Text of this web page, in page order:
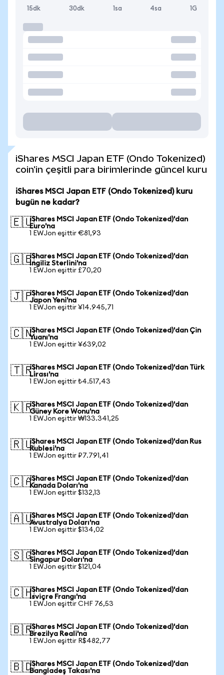
15dk 30dk 1sa 4sa 1G
iShares MSCI Japan ETF (Ondo Tokenized)
coin'in çeşitli para birimlerinde güncel kuru
iShares MSCI Japan ETF (Ondo Tokenized) kuru
bugün ne kadar?
🇪🇺iShares MSCI Japan ETF (Ondo Tokenized)'dan
Euro'na
1 EWJon eşittir €81,93
🇬🇧iShares MSCI Japan ETF (Ondo Tokenized)'dan
İngiliz Sterlini'na
1 EWJon eşittir £70,20
🇯🇵iShares MSCI Japan ETF (Ondo Tokenized)'dan
Japon Yeni'na
1 EWJon eşittir ¥14.945,71
🇨🇳iShares MSCI Japan ETF (Ondo Tokenized)'dan Çin
Yuanı'na
1 EWJon eşittir ¥639,02
🇹🇷iShares MSCI Japan ETF (Ondo Tokenized)'dan Türk
Lirası'na
1 EWJon eşittir ₺4.517,43
🇰🇷iShares MSCI Japan ETF (Ondo Tokenized)'dan
Güney Kore Wonu'na
1 EWJon eşittir ₩133.341,25
🇷🇺iShares MSCI Japan ETF (Ondo Tokenized)'dan Rus
Rublesi'na
1 EWJon eşittir ₽7.791,41
🇨🇦iShares MSCI Japan ETF (Ondo Tokenized)'dan
Kanada Doları'na
1 EWJon eşittir $132,13
🇦🇺iShares MSCI Japan ETF (Ondo Tokenized)'dan
Avustralya Doları'na
1 EWJon eşittir $134,02
🇸🇬iShares MSCI Japan ETF (Ondo Tokenized)'dan
Singapur Doları'na
1 EWJon eşittir $121,04
🇨🇭iShares MSCI Japan ETF (Ondo Tokenized)'dan
İsviçre Frangı'na
1 EWJon eşittir CHF 76,53
🇧🇷iShares MSCI Japan ETF (Ondo Tokenized)'dan
Brezilya Reali'na
1 EWJon eşittir R$482,77
🇧🇩iShares MSCI Japan ETF (Ondo Tokenized)'dan
Bangladeş Takası'na